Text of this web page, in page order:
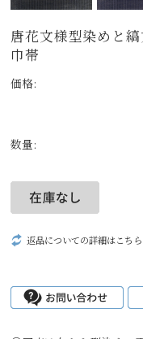
唐花文様型染めと
巾帯
価格:
数量:
返品についての詳細はこちら